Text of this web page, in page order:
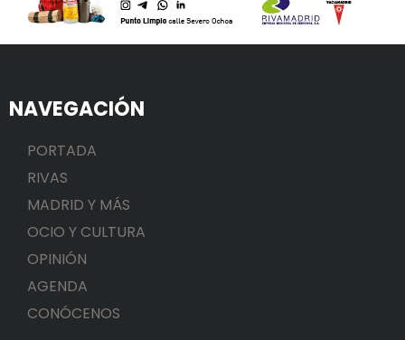
NAVEGACIÓN
PORTADA
RIVAS
MADRID Y MÁS
OCIO Y CULTURA
OPINIÓN
AGENDA
CONÓCENOS